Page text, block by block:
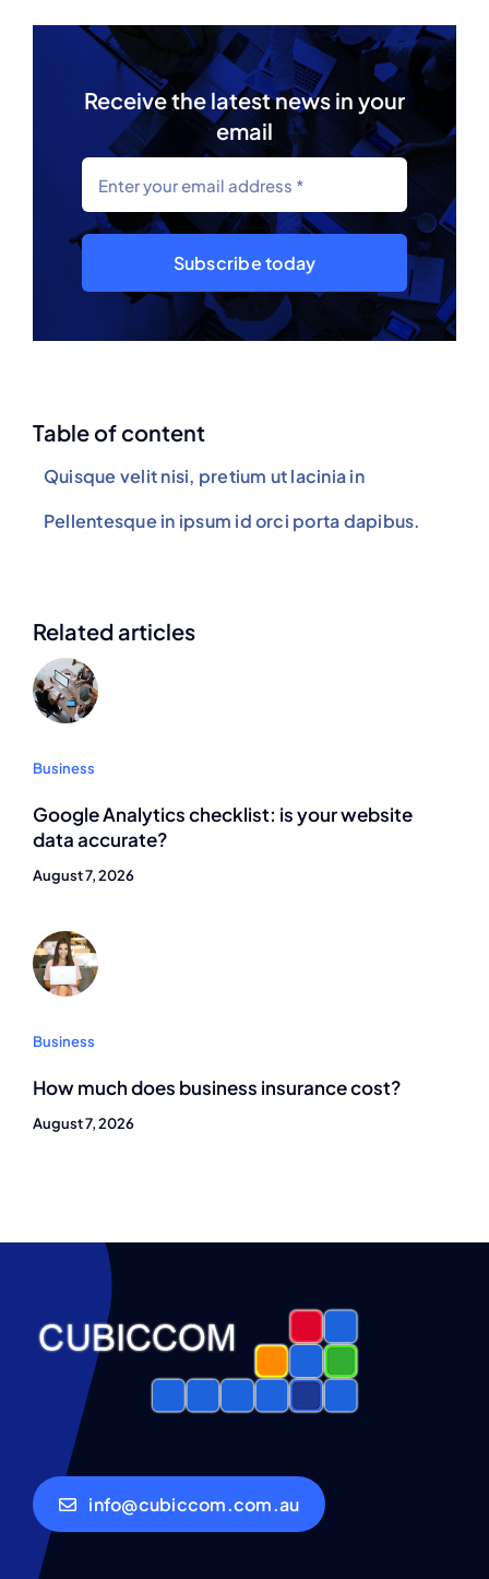
Receive the latest news in your
email
Subscribe today
Table of content
Quisque velit nisi, pretium ut lacinia in
Pellentesque in ipsum id orci porta dapibus.
Related articles
Business
Google Analytics checklist: is your website
data accurate?
August 7, 2026
Business
How much does business insurance cost?
August 7, 2026
info@cubiccom.com.au